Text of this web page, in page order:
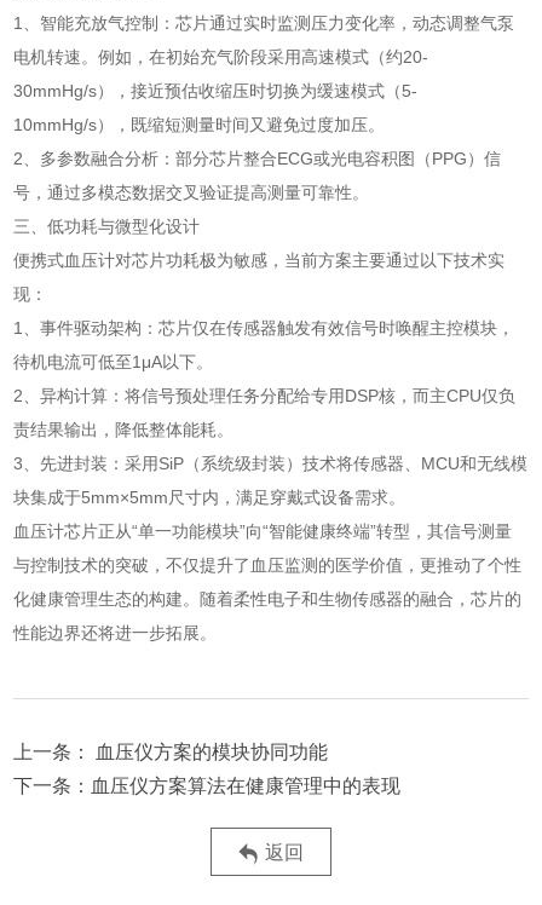
1、智能充放气控制：芯片通过实时监测压力变化率，动态调整气泵
电机转速。例如，在初始充气阶段采用高速模式（约20-
30mmHg/s），接近预估收缩压时切换为缓速模式（5-
10mmHg/s），既缩短测量时间又避免过度加压。
2、多参数融合分析：部分芯片整合ECG或光电容积图（PPG）信
号，通过多模态数据交叉验证提高测量可靠性。
三、低功耗与微型化设计
便携式血压计对芯片功耗极为敏感，当前方案主要通过以下技术实
现：
1、事件驱动架构：芯片仅在传感器触发有效信号时唤醒主控模块，
待机电流可低至1μA以下。
2、异构计算：将信号预处理任务分配给专用DSP核，而主CPU仅负
责结果输出，降低整体能耗。
3、先进封装：采用SiP（系统级封装）技术将传感器、MCU和无线模
块集成于5mm×5mm尺寸内，满足穿戴式设备需求。
血压计芯片正从“单一功能模块”向“智能健康终端”转型，其信号测量
与控制技术的突破，不仅提升了血压监测的医学价值，更推动了个性
化健康管理生态的构建。随着柔性电子和生物传感器的融合，芯片的
性能边界还将进一步拓展。
血压仪方案的模块协同功能
血压仪方案算法在健康管理中的表现
返回